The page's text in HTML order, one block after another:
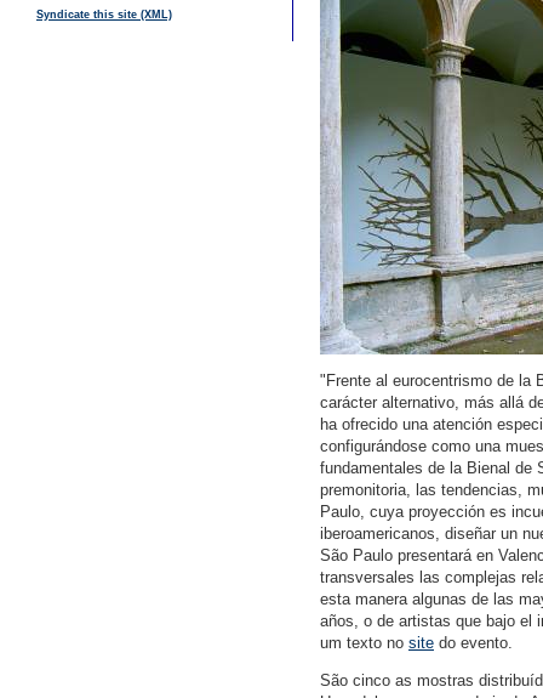
Syndicate this site (XML)
"Frente al eurocentrismo de la
carácter alternativo, más allá
ha ofrecido una atención
configurándose como una
fundamentales de la Bienal de
premonitoria, las tendencias,
Paulo, cuya proyección es
iberoamericanos, diseñar un
São Paulo presentará en
transversales las complejas
esta manera algunas de las
años, o de artistas que bajo el
um texto no site do evento.
São cinco as mostras